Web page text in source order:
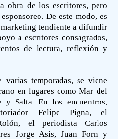
obra de los escritores, pero
De este modo, es
tendiente a difundir
a escritores consagrados,
de lectura, reflexión y
varias temporadas, se viene
en lugares como Mar del
y Salta. En los encuentros,
Felipe Pigna, el
el periodista Carlos
Jorge Asís, Juan Forn y